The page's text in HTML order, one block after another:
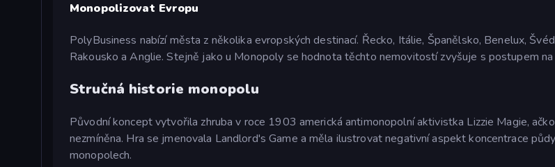
Monopolizovat Evropu
PolyBusiness nabízí města z několika evropských destinací. Řecko, Itálie, Španělsko, Benelux,
Rakousko a Anglie. Stejně jako u Monopoly se hodnota těchto nemovitostí zvyšuje s postupem na
Stručná historie monopolu
Původní koncept vytvořila zhruba v roce 1903 americká antimonopolní aktivistka Lizzie Magie,
nezmíněna. Hra se jmenovala Landlord's Game a měla ilustrovat negativní aspekt koncentrace
monopolech.